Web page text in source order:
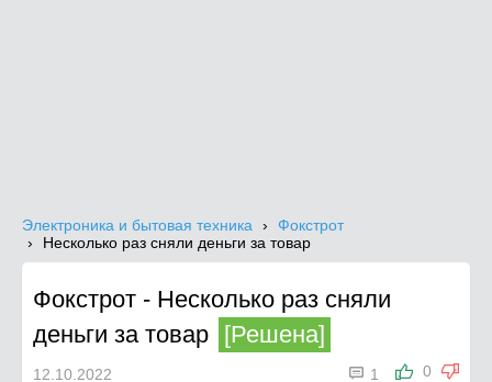
Электроника и бытовая техника
Фокстрот
Несколько раз сняли деньги за товар
Фокстрот - Несколько раз сняли
деньги за товар [Решена]
0
 1
12.10.2022